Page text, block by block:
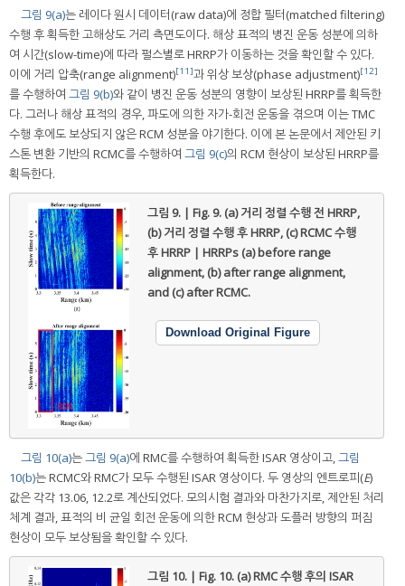
그림 9(a)는 레이다 원시 데이터(raw data)에 정합 필터(matched filtering)
수행 후 획득한 고해상도 거리 측면도이다. 해상 표적의 병진 운동 성분에 의하
여 시간(slow-time)에 따라 펄스별로 HRRP가 이동하는 것을 확인할 수 있다.
이에 거리 압축(range alignment)[11]과 위상 보상(phase adjustment)[12]
를 수행하여 그림 9(b)와 같이 병진 운동 성분의 영향이 보상된 HRRP를 획득한
다. 그러나 해상 표적의 경우, 파도에 의한 자가-회전 운동을 겪으며 이는 TMC
수행 후에도 보상되지 않은 RCM 성분을 야기한다. 이에 본 논문에서 제안된 키
스톤 변환 기반의 RCMC를 수행하여 그림 9(c)의 RCM 현상이 보상된 HRRP를
획득한다.
그림 9. | Fig. 9. (a) 거리 정렬 수행 전 HRRP,
(b) 거리 정렬 수행 후 HRRP, (c) RCMC 수행
후 HRRP | HRRPs (a) before range
alignment, (b) after range alignment,
and (c) after RCMC.
Download Original Figure
그림 10(a)는그림 9(a)에 RMC를 수행하여 획득한 ISAR 영상이고,그림
10(b)는 RCMC와 RMC가 모두 수행된 ISAR 영상이다. 두 영상의 엔트로피(E)
값은 각각 13.06, 12.2로 계산되었다. 모의시험 결과와 마찬가지로, 제안된 처리
체계 결과, 표적의 비 균일 회전 운동에 의한 RCM 현상과 도플러 방향의 퍼짐
현상이 모두 보상됨을 확인할 수 있다.
그림 10. | Fig. 10. (a) RMC 수행 후의 ISAR